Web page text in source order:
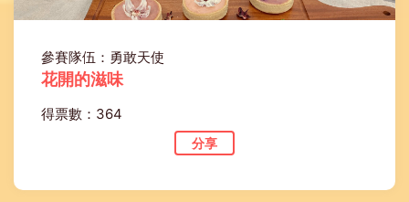
參賽隊伍：勇敢天使
花開的滋味
得票數：364
分享